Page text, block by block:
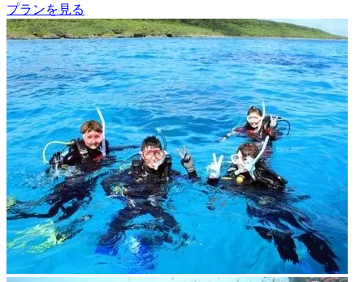
プランを見る